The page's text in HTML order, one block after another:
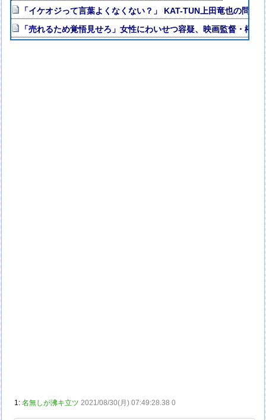
「イケオジって言葉よくなくない？」 KAT-TUN上田竜也の問
「売れるため覚悟見せろ」女性にわいせつ容疑、映画監督・榊英
1:名無しが沸キ立ツ 2021/08/30(月) 07:49:28.38 0